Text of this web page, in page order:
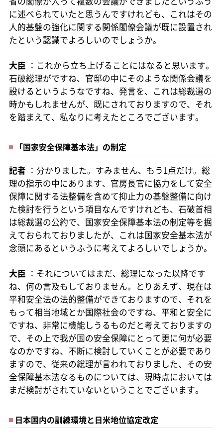
に述べられていたと思うんですけれども、これはその
人的基盤の強化に関する関係閣僚会議が既に設置され
たという認識でよろしいのでしょうか。
大臣 ：これから立ち上げることにはなると思います。
石破総理がですね、官邸の中にそのような関係会議を
設けるというようなですね、発言を、これは総裁選の
時かもしれませんが、既にされておりますので、それ
を踏まえて、私なりに考えたところでございます。
「国家安全保障基本法」の制定
記者 ：分かりました。すみません、もう1点だけ。総
理の指示の中にあります、官房長官に協力をして安全
保障に関する法整備を含めて抑止力の基盤整備に向け
た検討を行うという項目なんですけれども、石破首相
は総裁選の公約で、国家安全保障基本法の制定等を据
えておられておりましたが、これは国家安全基本法が
念頭にあるというふうに考えてよろしいでしょうか。
大臣 ：それについてはまだ、総理になった以降です
ね、何の言及もしておりません。とりあえず、現在は
平和安全法の法的整備ができておりますので、それを
もって相当地域とか国際社会のですね、平和と安全に
ですね、非常に機能しうるものだと考えておりますの
で、その上で我が国の安全保障にとって更に何が必要
なのかですね、不断に検討していくことが必要であり
ますので、従来の総理が言われておりました、その安
全保障基本法なるものについては、現時点においては
まだ検討がされていないということでございます。
日本国内の訓練環境と日米地位協定改定